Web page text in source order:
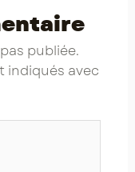
publiée.
indiqués avec